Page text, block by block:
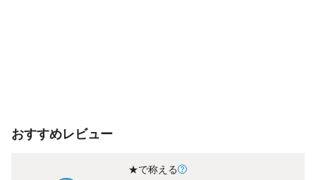
おすすめレビュー
★で称える